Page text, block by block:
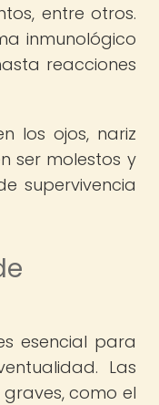
entre otros.
inmunológico
reacciones
los ojos, nariz
ser molestos y
supervivencia
esencial para
Las
como el